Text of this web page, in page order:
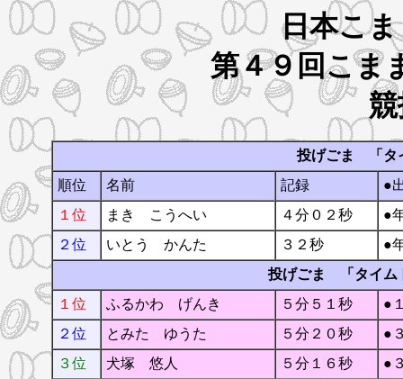
日本こ
第４９回こ
投げごま 「タ
順位
名前 記録
●
１位
まき こうへい ４分０２秒
●
２位
いとう かんた ３２秒
●
投げごま 「タイム
１位
ふるかわ げんき ５分５１秒
●
２位
とみた ゆうた ５分２０秒
●
３位
犬塚 悠人 ５分１６秒
●